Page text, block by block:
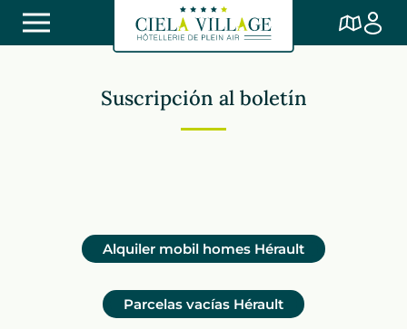
Suscripción al boletín
Alquiler mobil homes Hérault
Parcelas vacías Hérault